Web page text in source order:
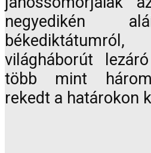
negyedikén
világháborút
több mint
rekedt a határokon